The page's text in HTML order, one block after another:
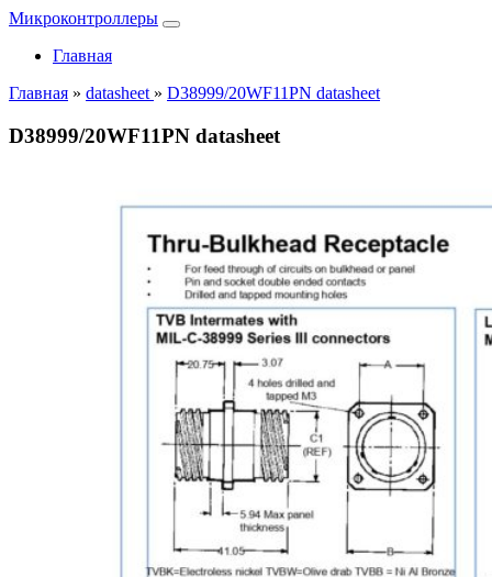
Микроконтроллеры
Главная
Главная » datasheet » D38999/20WF11PN datasheet
D38999/20WF11PN datasheet